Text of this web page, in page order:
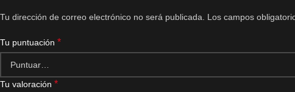
Tu dirección de correo electrónico no será publicada. Los campos
Tu puntuación *
Tu valoración *